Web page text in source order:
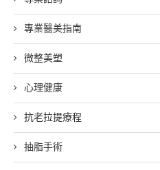
專業醫美指南
微整美塑
心理健康
抗老拉提療程
抽脂手術